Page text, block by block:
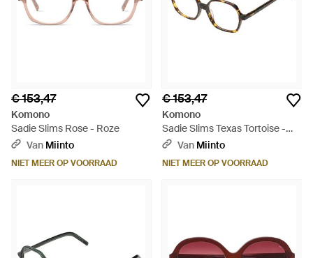
€ 153,47
Komono
Sadie Slims Rose - Roze
Van Miinto
NIET MEER OP VOORRAAD
€ 153,47
Komono
Sadie Slims Texas Tortoise -
BruinVan Miinto
NIET MEER OP VOORRAAD